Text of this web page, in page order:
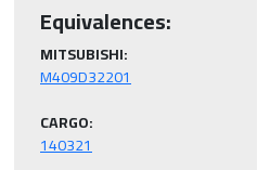
Equivalences:
MITSUBISHI:
CARGO:
140321